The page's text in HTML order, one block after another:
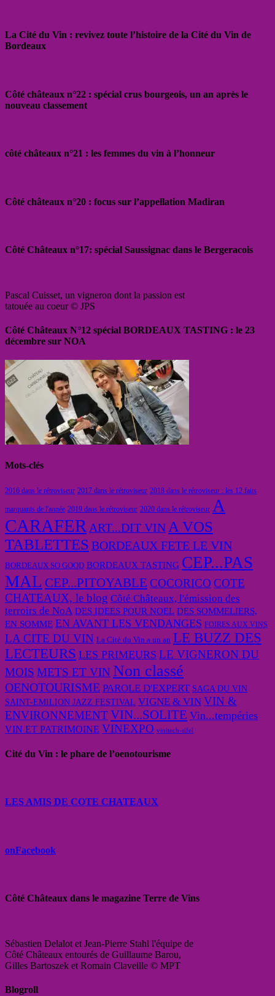
La Cité du Vin : revivez toute l’histoire de la Cité du Vin de
Bordeaux
Côté châteaux n°22 : spécial crus bourgeois, un an après le
nouveau classement
côté châteaux n°21 : les femmes du vin à l’honneur
Côté châteaux n°20 : focus sur l’appellation Madiran
Côté Châteaux n°17: spécial Saussignac dans le Bergeracois
Pascal Cuisset, un vigneron dont la passion est
tatouée au coeur © JPS
Côté Châteaux N°12 spécial BORDEAUX TASTING : le 23
décembre sur NOA
Mots-clés
2016 dans le rétroviseur 2017 dans le rétroviseur 2018 dans le rétroviseur : les 12 faits
marquants de l'année 2019 dans le rétroviseur 2020 dans le rétroviseur A
CARAFER ART...DIT VIN A VOS
TABLETTES BORDEAUX FETE LE VIN
BORDEAUX SO GOOD BORDEAUX TASTING CEP...PAS
MAL CEP...PITOYABLE COCORICO COTE
CHATEAUX, le blog Côté Châteaux, l'émission des
terroirs de NoA DES IDEES POUR NOEL DES SOMMELIERS,
EN SOMME EN AVANT LES VENDANGES FOIRES AUX VINS
LA CITE DU VIN La Cité du Vin a un an LE BUZZ DES
LECTEURS LES PRIMEURS LE VIGNERON DU
MOIS METS ET VIN Non classé
OENOTOURISME PAROLE D'EXPERT SAGA DU VIN
SAINT-EMILION JAZZ FESTIVAL VIGNE & VIN VIN &
ENVIRONNEMENTVIN...SOLITE Vin...tempéries
VIN ET PATRIMOINE VINEXPO vinitech-sifel
Cité du Vin : le phare de l’oenotourisme
LES AMIS DE COTE CHATEAUX
onFacebook
Côté Châteaux dans le magazine Terre de Vins
Sébastien Delalot et Jean-Pierre Stahl l'équipe de
Côté Châteaux entourés de Guillaume Barou,
Gilles Bartoszek et Romain Claveille © MPT
Blogroll